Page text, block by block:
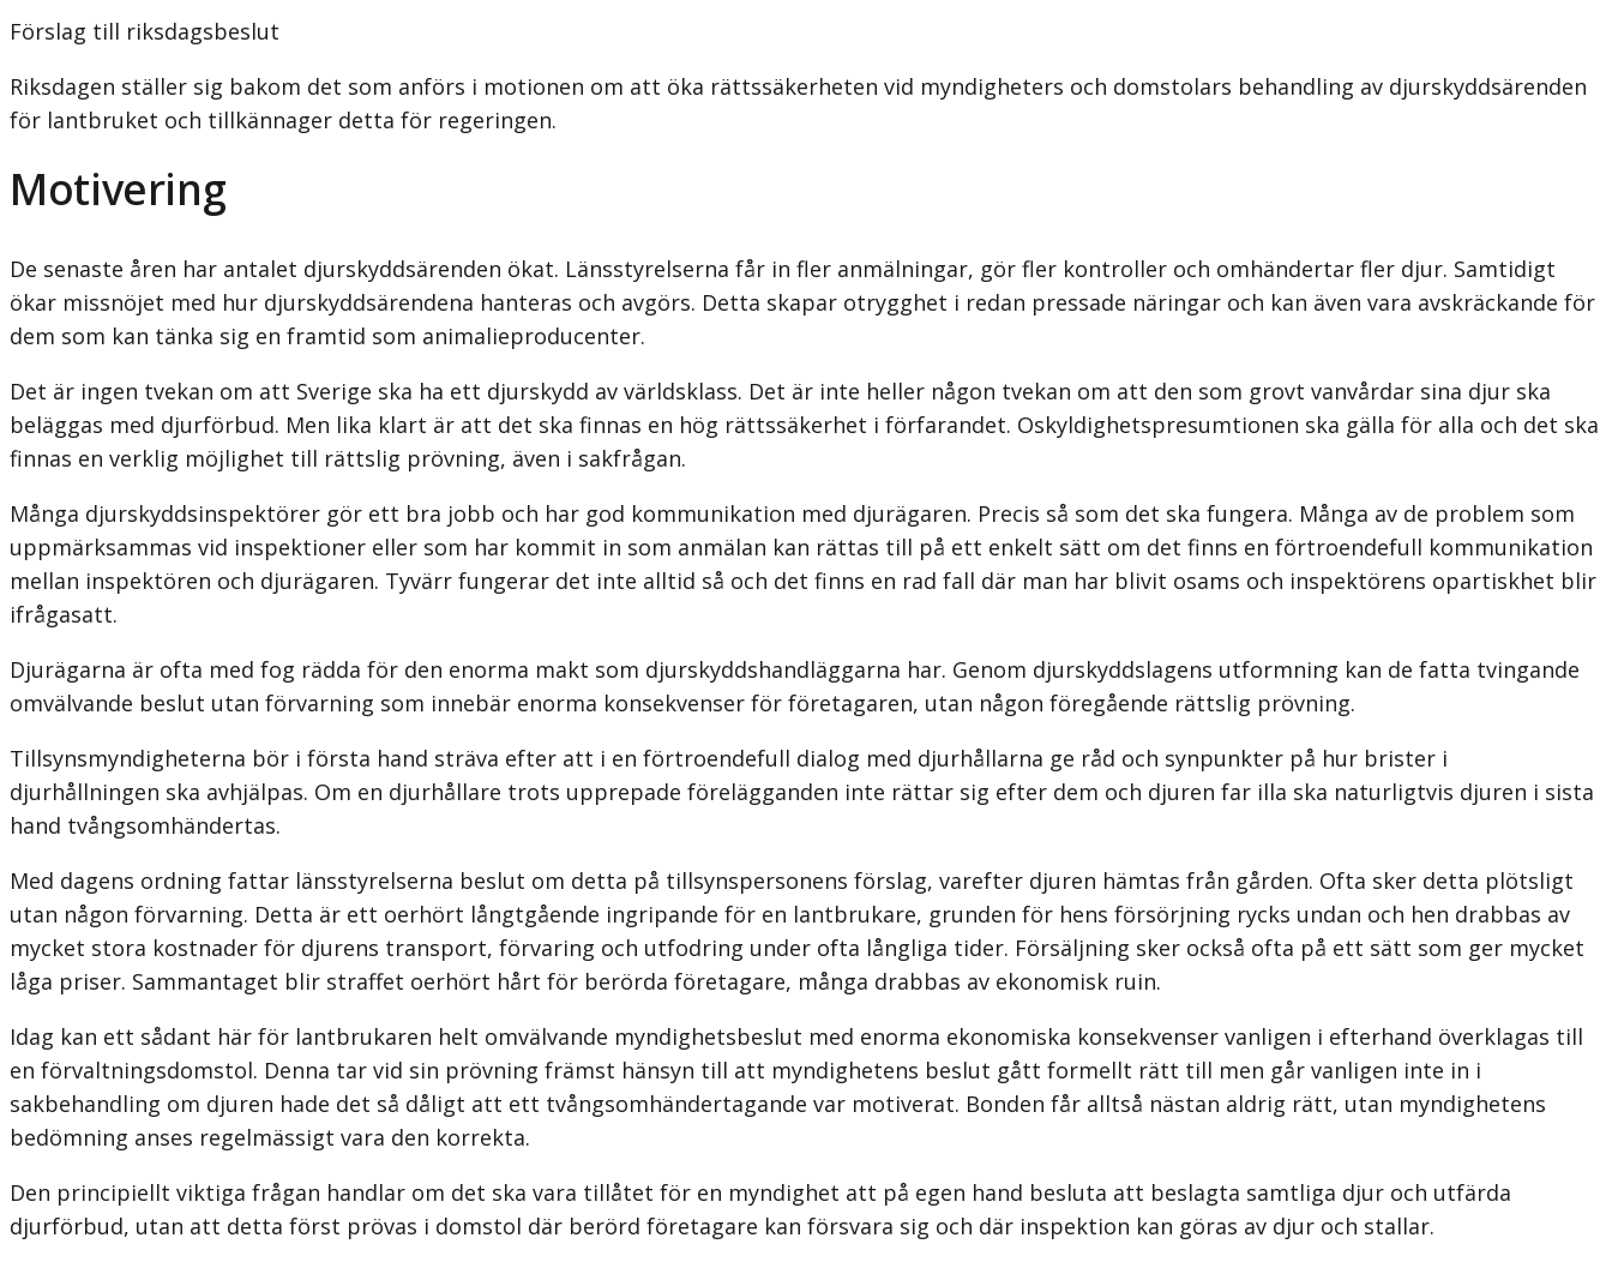
Förslag till riksdagsbeslut
Riksdagen ställer sig bakom det som anförs i motionen om att öka rättssäkerheten vid myndigheters och domstolars behandling av djurskyddsärenden
för lantbruket och tillkännager detta för regeringen.
Motivering
De senaste åren har antalet djurskyddsärenden ökat. Länsstyrelserna får in fler anmälningar, gör fler kontroller och omhändertar fler djur. Samtidigt
ökar missnöjet med hur djurskyddsärendena hanteras och avgörs. Detta skapar otrygghet i redan pressade näringar och kan även vara avskräckande för
dem som kan tänka sig en framtid som animalieproducenter.
Det är ingen tvekan om att Sverige ska ha ett djurskydd av världsklass. Det är inte heller någon tvekan om att den som grovt vanvårdar sina djur ska
beläggas med djurförbud. Men lika klart är att det ska finnas en hög rättssäkerhet i förfarandet. Oskyldighetspresumtionen ska gälla för alla och det ska
finnas en verklig möjlighet till rättslig prövning, även i sakfrågan.
Många djurskyddsinspektörer gör ett bra jobb och har god kommunikation med djurägaren. Precis så som det ska fungera. Många av de problem som
uppmärksammas vid inspektioner eller som har kommit in som anmälan kan rättas till på ett enkelt sätt om det finns en förtroendefull kommunikation
mellan inspektören och djurägaren. Tyvärr fungerar det inte alltid så och det finns en rad fall där man har blivit osams och inspektörens opartiskhet blir
ifrågasatt.
Djurägarna är ofta med fog rädda för den enorma makt som djurskyddshandläggarna har. Genom djurskyddslagens utformning kan de fatta tvingande
omvälvande beslut utan förvarning som innebär enorma konsekvenser för företagaren, utan någon föregående rättslig prövning.
Tillsynsmyndigheterna bör i första hand sträva efter att i en förtroendefull dialog med djurhållarna ge råd och synpunkter på hur brister i
djurhållningen ska avhjälpas. Om en djurhållare trots upprepade förelägganden inte rättar sig efter dem och djuren far illa ska naturligtvis djuren i sista
hand tvångsomhändertas.
Med dagens ordning fattar länsstyrelserna beslut om detta på tillsynspersonens förslag, varefter djuren hämtas från gården. Ofta sker detta plötsligt
utan någon förvarning. Detta är ett oerhört långtgående ingripande för en lantbrukare, grunden för hens försörjning rycks undan och hen drabbas av
mycket stora kostnader för djurens transport, förvaring och utfodring under ofta långliga tider. Försäljning sker också ofta på ett sätt som ger mycket
låga priser. Sammantaget blir straffet oerhört hårt för berörda företagare, många drabbas av ekonomisk ruin.
Idag kan ett sådant här för lantbrukaren helt omvälvande myndighetsbeslut med enorma ekonomiska konsekvenser vanligen i efterhand överklagas till
en förvaltningsdomstol. Denna tar vid sin prövning främst hänsyn till att myndighetens beslut gått formellt rätt till men går vanligen inte in i
sakbehandling om djuren hade det så dåligt att ett tvångsomhändertagande var motiverat. Bonden får alltså nästan aldrig rätt, utan myndighetens
bedömning anses regelmässigt vara den korrekta.
Den principiellt viktiga frågan handlar om det ska vara tillåtet för en myndighet att på egen hand besluta att beslagta samtliga djur och utfärda
djurförbud, utan att detta först prövas i domstol där berörd företagare kan försvara sig och där inspektion kan göras av djur och stallar.